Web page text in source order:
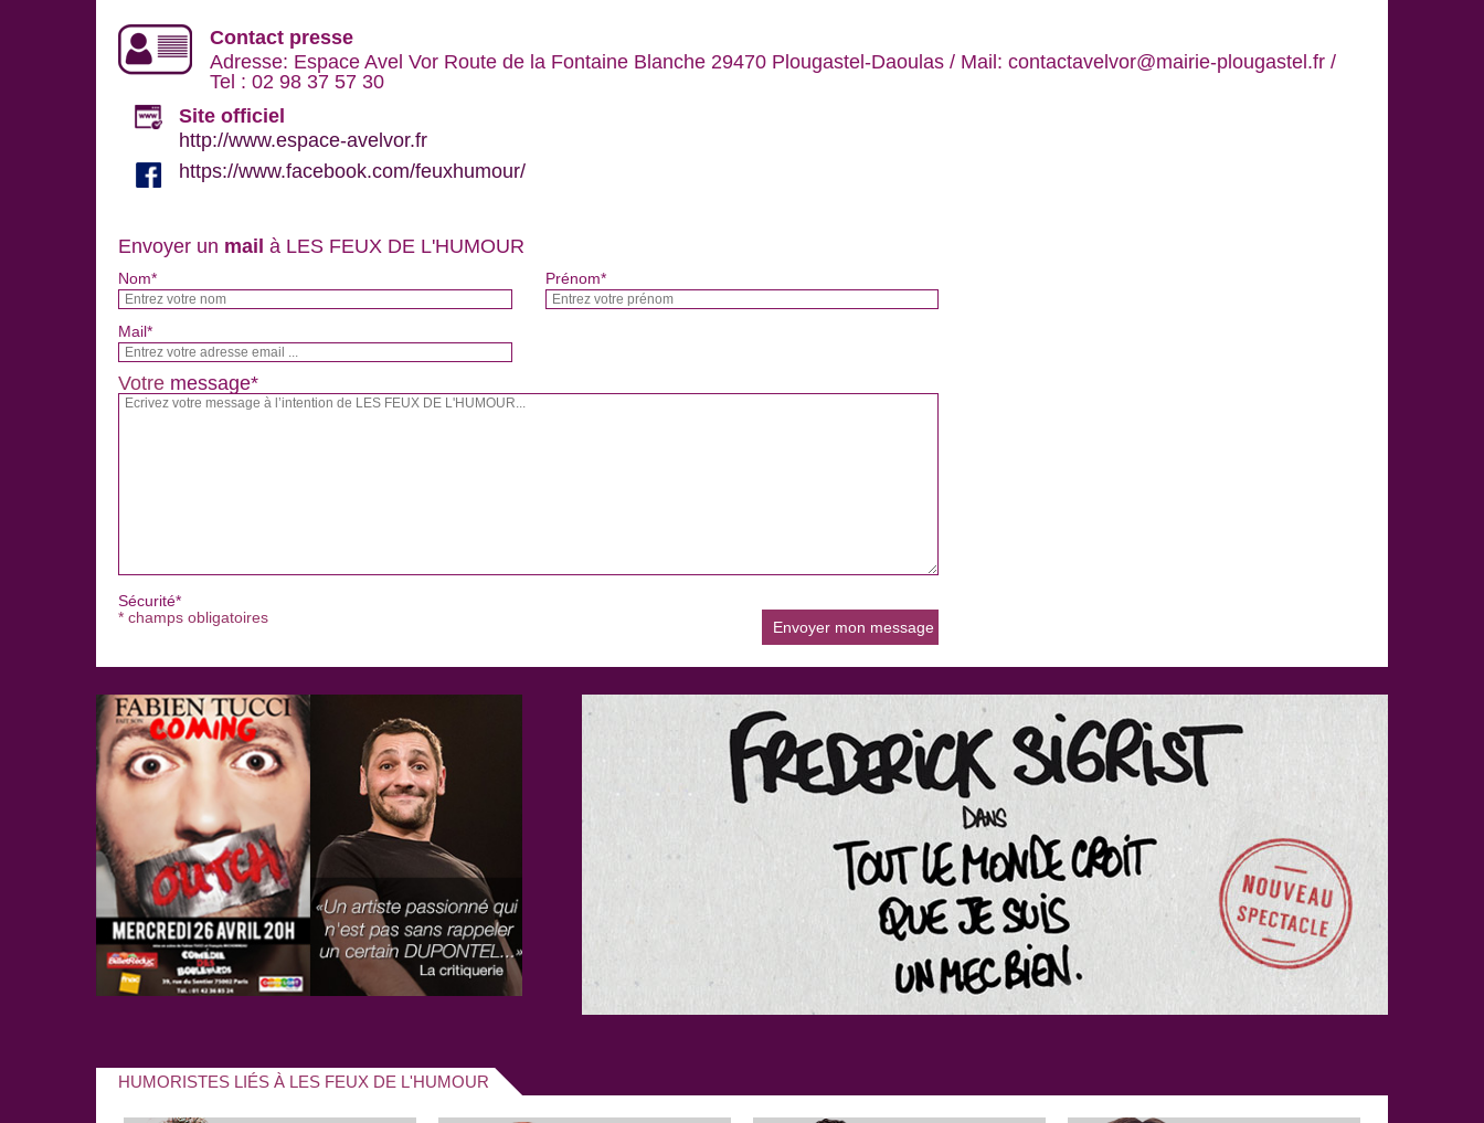
Contact presse
Adresse: Espace Avel Vor Route de la Fontaine Blanche 29470 Plougastel-Daoulas / Mail: contactavelvor@mairie-plougastel.fr /
Tel : 02 98 37 57 30
Site officiel
http://www.espace-avelvor.fr
https://www.facebook.com/feuxhumour/
Envoyer un mail à LES FEUX DE L'HUMOUR
Nom* Prénom*
Mail*
Votre message*
Sécurité*
* champs obligatoires
HUMORISTES LIÉS À LES FEUX DE L'HUMOUR